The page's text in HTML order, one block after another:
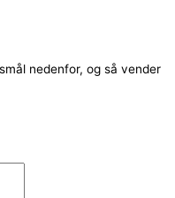
nedenfor, og så vender